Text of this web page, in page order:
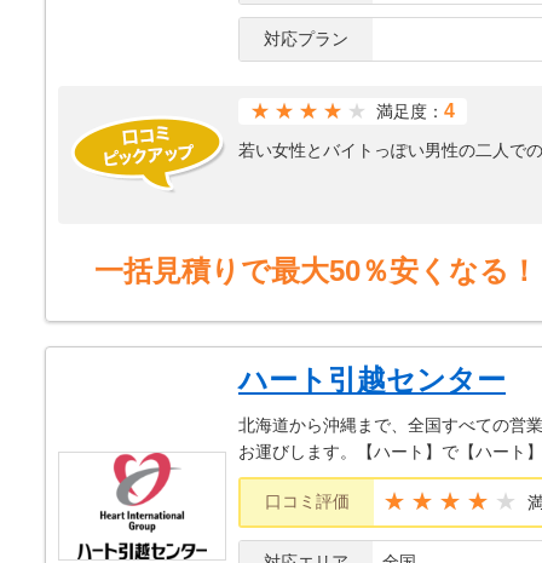
対応プラン
★★★★ 満足度： 4
若い女性とバイトっぽい男性の二人で
一括見積りで最大50％安くなる！
ハート引越センター
北海道から沖縄まで、全国すべての営
お運びします。【ハート】で【ハート
口コミ評価 ★★★★